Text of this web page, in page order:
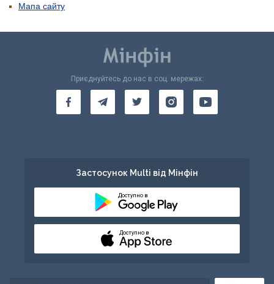
Мапа сайту
Приєднуйтесь до нас в соц. мережах:
Застосунок Multi від Мінфін
Доступно в
Доступно в